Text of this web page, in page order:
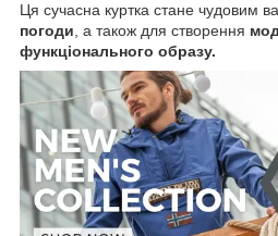
Ця сучасна куртка стане чудовим
погоди, а також для створення
функціонального образу.